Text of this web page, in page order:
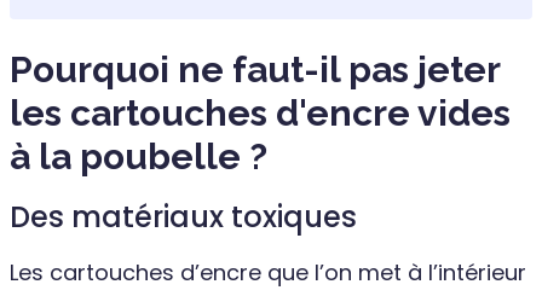
Pourquoi ne faut-il pas jeter
les cartouches d'encre vides
à la poubelle ?
Des matériaux toxiques
Les cartouches d’encre que l’on met à l’intérieur